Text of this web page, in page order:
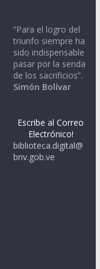
“Para el logro del
triunfo siempre ha
sido indispensable
pasar por la senda
de los sacrificios”.
Simón Bolívar
Escribe al Correo
Electrónico!
biblioteca.digital@
bnv.gob.ve